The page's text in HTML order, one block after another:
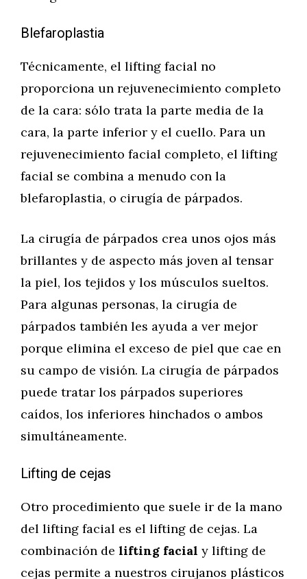
Blefaroplastia
Técnicamente, el lifting facial no
proporciona un rejuvenecimiento completo
de la cara: sólo trata la parte media de la
cara, la parte inferior y el cuello. Para un
rejuvenecimiento facial completo, el lifting
facial se combina a menudo con la
blefaroplastia, o cirugía de párpados.
La cirugía de párpados crea unos ojos más
brillantes y de aspecto más joven al tensar
la piel, los tejidos y los músculos sueltos.
Para algunas personas, la cirugía de
párpados también les ayuda a ver mejor
porque elimina el exceso de piel que cae en
su campo de visión. La cirugía de párpados
puede tratar los párpados superiores
caídos, los inferiores hinchados o ambos
simultáneamente.
Lifting de cejas
Otro procedimiento que suele ir de la mano
del lifting facial es el lifting de cejas. La
combinación de lifting facial y lifting de
cejas permite a nuestros cirujanos plásticos